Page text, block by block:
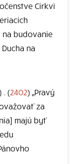
Cirkvi
budovanie
na
. (2402) „Pravý
za
majú byť